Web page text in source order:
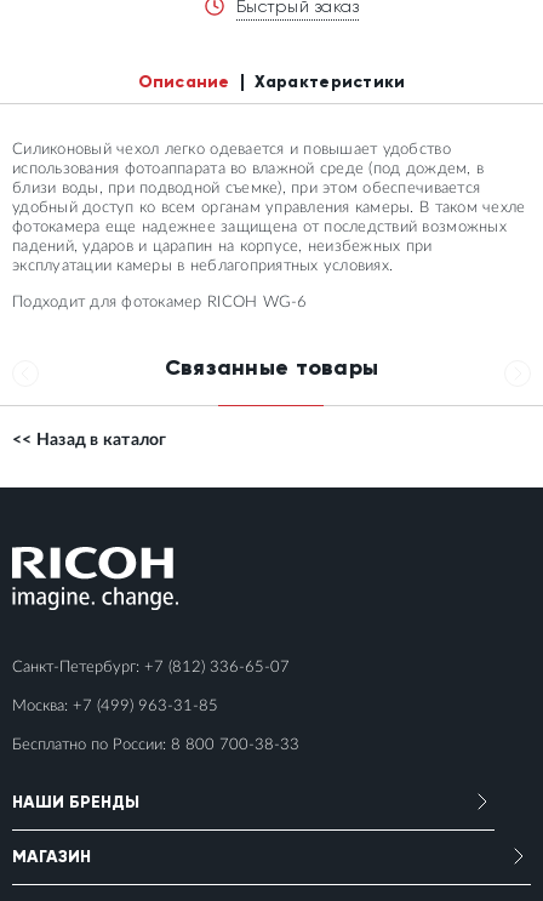
Быстрый заказ
Описание Характеристики
Силиконовый чехол легко одевается и повышает удобство
использования фотоаппарата во влажной среде (под дождем, в
близи воды, при подводной съемке), при этом обеспечивается
удобный доступ ко всем органам управления камеры. В таком чехле
фотокамера еще надежнее защищена от последствий возможных
падений, ударов и царапин на корпусе, неизбежных при
эксплуатации камеры в неблагоприятных условиях.
Подходит для фотокамер RICOH WG-6
Связанные товары
<< Назад в каталог
Санкт-Петербург: +7 (812) 336-65-07
Москва: +7 (499) 963-31-85
Бесплатно по России: 8 800 700-38-33
НАШИ БРЕНДЫ
МАГАЗИН